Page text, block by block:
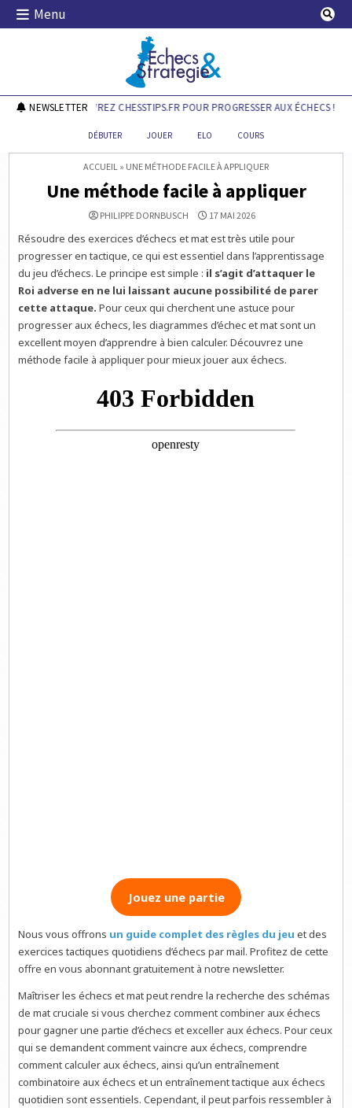
Skip
Menu
Echecs & Stratégie
NEWSLETTER
DÉCOUVREZ CHESSTIPS.FR POUR PROGRESSER AUX ÉCHECS !
DÉBUTER JOUER ELO COURS
ACCUEIL » UNE MÉTHODE FACILE À APPLIQUER
Une méthode facile à appliquer
PHILIPPE DORNBUSCH 17 MAI 2026
Résoudre des exercices d’échecs et mat est très utile pour
progresser en tactique, ce qui est essentiel dans l’apprentissage
du jeu d’échecs. Le principe est simple : il s’agit d’attaquer le
Roi adverse en ne lui laissant aucune possibilité de parer
cette attaque. Pour ceux qui cherchent une astuce pour
progresser aux échecs, les diagrammes d’échec et mat sont un
excellent moyen d’apprendre à bien calculer. Découvrez une
méthode facile à appliquer pour mieux jouer aux échecs.
Jouez une partie
Nous vous offrons un guide complet des règles du jeu et des
exercices tactiques quotidiens d’échecs par mail. Profitez de cette
offre en vous abonnant gratuitement à notre newsletter.
Maîtriser les échecs et mat peut rendre la recherche des schémas
de mat cruciale si vous cherchez comment combiner aux échecs
pour gagner une partie d’échecs et exceller aux échecs. Pour ceux
qui se demandent comment vaincre aux échecs, comprendre
comment calculer aux échecs, ainsi qu’un entraînement
combinatoire aux échecs et un entraînement tactique aux échecs
quotidien sont essentiels. Cependant, il peut parfois ressembler à